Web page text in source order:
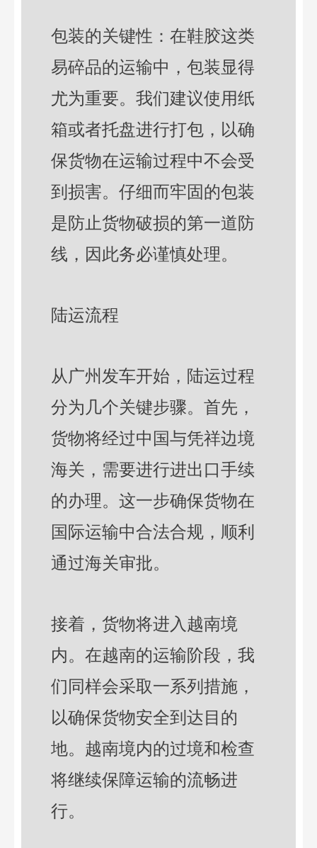
包装的关键性：在鞋胶这类
易碎品的运输中，包装显得
尤为重要。我们建议使用纸
箱或者托盘进行打包，以确
保货物在运输过程中不会受
到损害。仔细而牢固的包装
是防止货物破损的第一道防
线，因此务必谨慎处理。
陆运流程
从广州发车开始，陆运过程
分为几个关键步骤。首先，
货物将经过中国与凭祥边境
海关，需要进行进出口手续
的办理。这一步确保货物在
国际运输中合法合规，顺利
通过海关审批。
接着，货物将进入越南境
内。在越南的运输阶段，我
们同样会采取一系列措施，
以确保货物安全到达目的
地。越南境内的过境和检查
将继续保障运输的流畅进
行。